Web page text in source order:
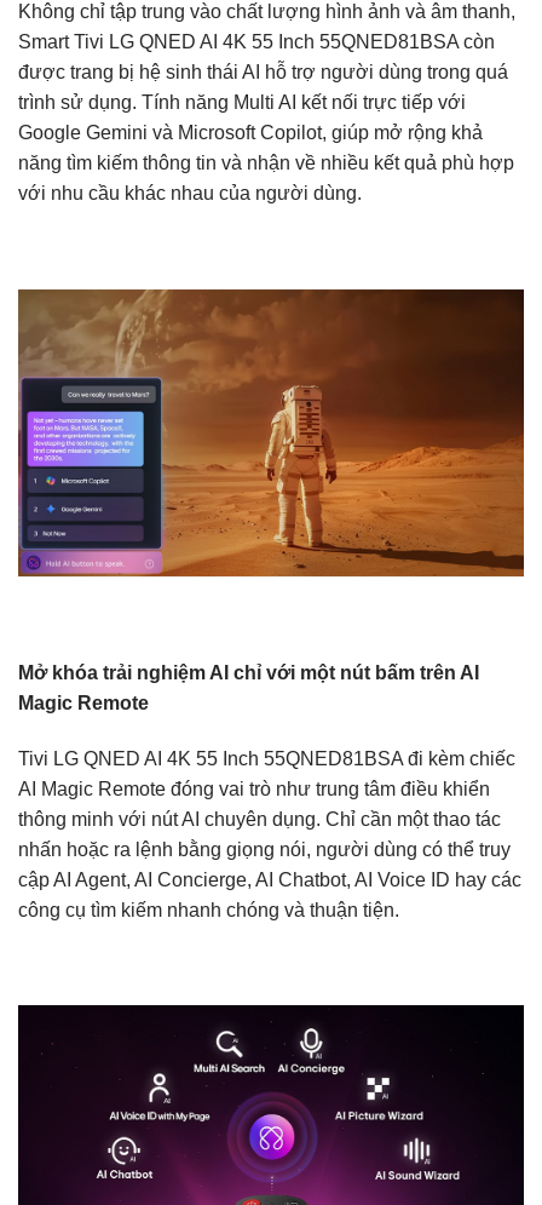
Không chỉ tập trung vào chất lượng hình ảnh và âm thanh,
Smart Tivi LG QNED AI 4K 55 Inch 55QNED81BSA còn
được trang bị hệ sinh thái AI hỗ trợ người dùng trong quá
trình sử dụng. Tính năng Multi AI kết nối trực tiếp với
Google Gemini và Microsoft Copilot, giúp mở rộng khả
năng tìm kiếm thông tin và nhận về nhiều kết quả phù hợp
với nhu cầu khác nhau của người dùng.
Mở khóa trải nghiệm AI chỉ với một nút bấm trên AI
Magic Remote
Tivi LG QNED AI 4K 55 Inch 55QNED81BSA đi kèm chiếc
AI Magic Remote đóng vai trò như trung tâm điều khiển
thông minh với nút AI chuyên dụng. Chỉ cần một thao tác
nhấn hoặc ra lệnh bằng giọng nói, người dùng có thể truy
cập AI Agent, AI Concierge, AI Chatbot, AI Voice ID hay các
công cụ tìm kiếm nhanh chóng và thuận tiện.